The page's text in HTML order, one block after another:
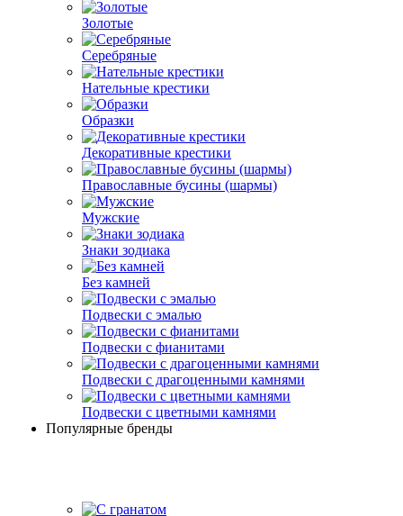
Золотые
Серебряные
Нательные крестики
Образки
Декоративные крестики
Православные бусины (шармы)
Мужские
Знаки зодиака
Без камней
Подвески с эмалью
Подвески с фианитами
Подвески с драгоценными камнями
Подвески с цветными камнями
Популярные бренды